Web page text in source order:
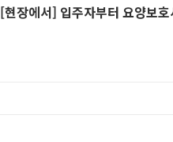
[현장에서] 입주자부터 요양보